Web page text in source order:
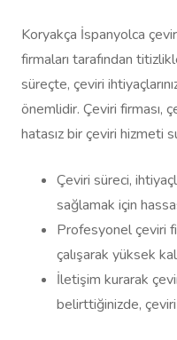
Koryakça İspanyolca
firmaları tarafından
süreçte, çeviri
önemlidir. Çeviri firması,
hatasız bir çeviri hizmeti
Çeviri süreci,
sağlamak için
Profesyonel çeviri
çalışarak yüksek
İletişim kurarak
belirttiğinizde, çeviri